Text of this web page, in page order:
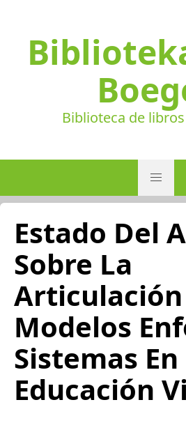
Biblioteca de
Estado Del
Sobre La
Articulación
Modelos
Sistemas En
Educación